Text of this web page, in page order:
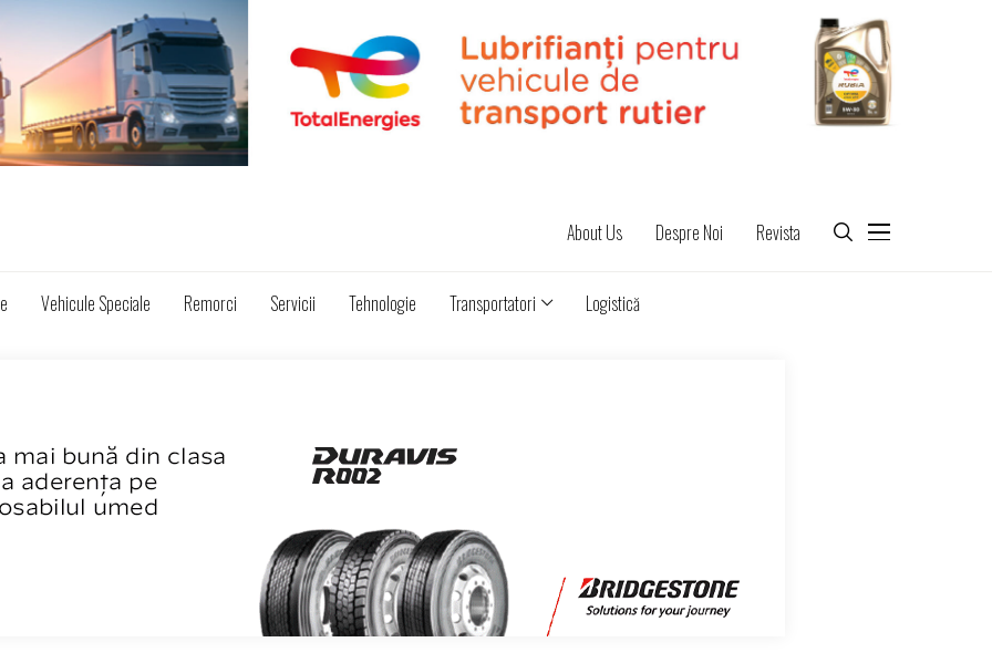
About Us Despre Noi Revista
Vehicule Speciale Remorci Servicii Tehnologie Transportatori Logistică